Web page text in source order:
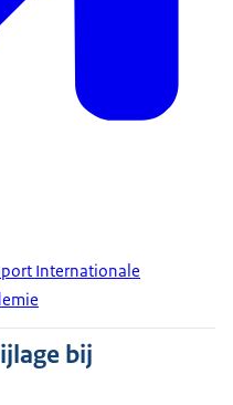
Internationale
bij